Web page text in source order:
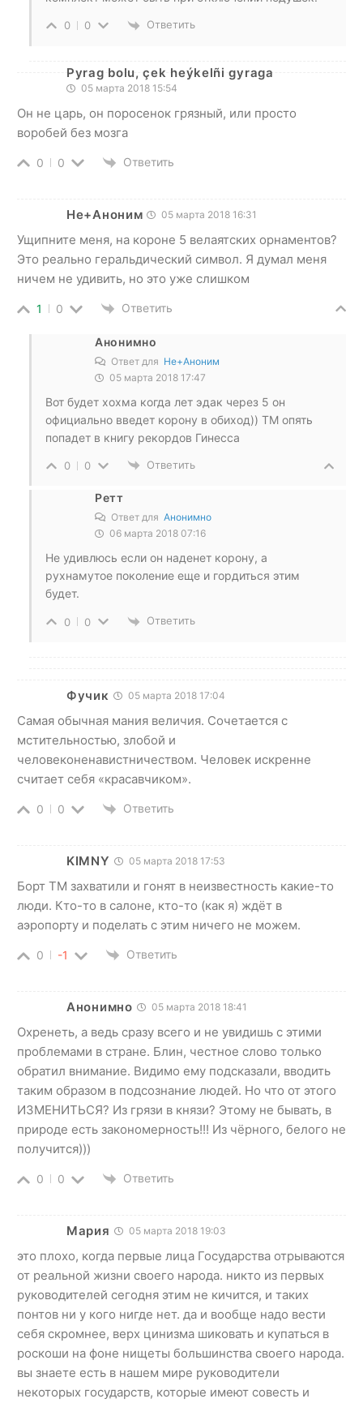
0 0 Ответить
Pyrag bolu, çek heýkelñi gyraga
05 марта 2018 15:54
Он не царь, он поросенок грязный, или просто
воробей без мозга
0 0 Ответить
Не+Аноним 05 марта 2018 16:31
Ущипните меня, на короне 5 велаятских орнаментов?
Это реально геральдический символ. Я думал меня
ничем не удивить, но это уже слишком
1 0 Ответить
Анонимно
Ответ для Не+Аноним
05 марта 2018 17:47
Вот будет хохма когда лет эдак через 5 он
официально введет корону в обиход)) ТМ опять
попадет в книгу рекордов Гинесса
0 0 Ответить
Ретт
Ответ для Анонимно
06 марта 2018 07:16
Не удивлюсь если он наденет корону, а
рухнамутое поколение еще и гордиться этим
будет.
0 0 Ответить
Фучик 05 марта 2018 17:04
Самая обычная мания величия. Сочетается с
мстительностью, злобой и
человеконенавистничеством. Человек искренне
считает себя «красавчиком».
0 0 Ответить
KIMNY 05 марта 2018 17:53
Борт ТМ захватили и гонят в неизвестность какие-то
люди. Кто-то в салоне, кто-то (как я) ждёт в
аэропорту и поделать с этим ничего не можем.
0 -1 Ответить
Анонимно 05 марта 2018 18:41
Охренеть, а ведь сразу всего и не увидишь с этими
проблемами в стране. Блин, честное слово только
обратил внимание. Видимо ему подсказали, вводить
таким образом в подсознание людей. Но что от этого
ИЗМЕНИТЬСЯ? Из грязи в князи? Этому не бывать, в
природе есть закономерность!!! Из чёрного, белого не
получится)))
0 0 Ответить
Мaрия 05 марта 2018 19:03
это плохо, когда первые лица Государства отрываются
от реальной жизни своего народа. никто из первых
руководителей сегодня этим не кичится, и таких
понтов ни у кого нигде нет. да и вообще надо вести
себя скромнее, верх цинизма шиковать и купаться в
роскоши на фоне нищеты большинства своего народа.
вы знаете есть в нашем мире руководители
некоторых государств, которые имеют совесть и